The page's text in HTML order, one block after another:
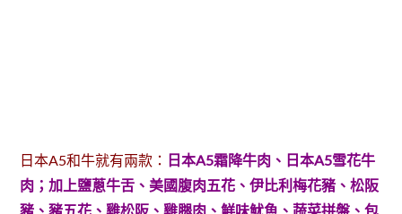
日本A5和牛就有兩款： 日本A5霜降牛肉、日本A5雪花牛
肉；加上鹽蔥牛舌、美國腹肉五花、伊比利梅花豬、松阪
豬、豬五花、雞松阪、雞腿肉、鮮味魷魚、蔬菜拼盤、包